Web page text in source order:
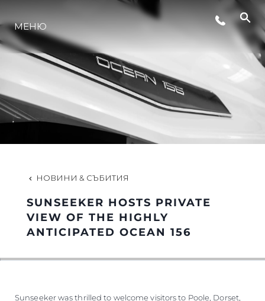
ЛАЙФСТАЙЛ
ИНОВАЦИЯ
КОМПАНИЯТА
ЕКИПЪТ
НАСЛЕДСТВО
ОЦЕНЕТЕ ВАШАТА ЯХТА
МЕНЮ
НОВИНИ & СЪБИТИЯ
SUNSEEKER HOSTS PRIVATE
VIEW OF THE HIGHLY
ANTICIPATED OCEAN 156
Sunseeker was thrilled to welcome visitors to Poole, Dorset,